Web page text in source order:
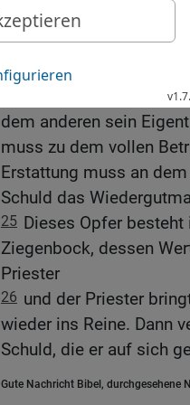
Wenn er das ableugnet
Fällen – auch noch mit
sich gegen den HERRN.
Wenn er auf
dem anderen sein
muss zu dem vollen
Erstattung muss an
Schuld das
25 Dieses Opfer
Ziegenbock, dessen
Priester
26 und der Priester
wieder ins Reine. Dann
Schuld, die er auf sich
Gute Nachricht Bibel, durchgesehene